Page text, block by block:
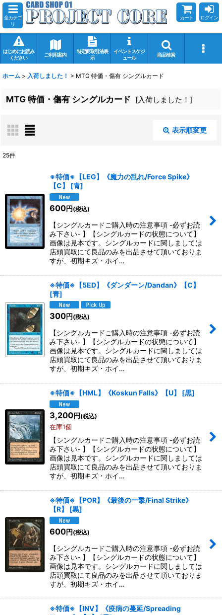
全カテゴ
リ
カート ログイン
はじめにお読み
ください
ご利用案内
特定商取引法表
示
イベントスケジ
ュール
商品検索
ホーム > 入荷しました！ > MTG 特価・傷有 シングルカード
MTG 特価・傷有 シングルカード [入荷しました！ ]
表示順変更
表示数:
在庫あり
絞り込む
25件
※特価※【LEG】《魔力の乱れ/Force Spike》
【C】
[青]
600円 (税込)
【シングルカードご購入時の注意事項 -必ずお読
み下さい- 】【シングルカードの状態について】
画像は見本です。シングルカードに関しましては
店頭買取にて良品のみを出品させて頂いておりま
すが、初期キズ・ホイ…
※特価※【5ED】《ダンダーン/Dandan》【C】
[青]
300円 (税込)
【シングルカードご購入時の注意事項 -必ずお読
み下さい- 】【シングルカードの状態について】
画像は見本です。シングルカードに関しましては
店頭買取にて良品のみを出品させて頂いておりま
すが、初期キズ・ホイ…
※特価※【HML】《Koskun Falls》【U】 [黒]
3,200円 (税込)
在庫1個
【シングルカードご購入時の注意事項 -必ずお読
み下さい- 】【シングルカードの状態について】
画像は見本です。シングルカードに関しましては
店頭買取にて良品のみを出品させて頂いておりま
すが、初期キズ・ホイ…
※特価※【POR】《最後の一撃/Final Strike》
【R】
[黒]
600円 (税込)
【シングルカードご購入時の注意事項 -必ずお読
み下さい- 】【シングルカードの状態について】
画像は見本です。シングルカードに関しましては
店頭買取にて良品のみを出品させて頂いておりま
すが、初期キズ・ホイ…
※特価※【INV】《疫病の蔓延/Spreading